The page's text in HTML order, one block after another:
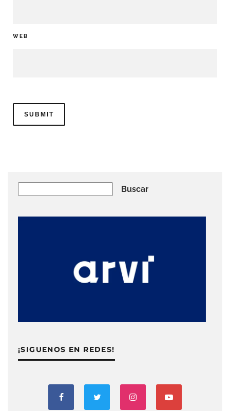
WEB
Buscar
¡SIGUENOS EN REDES!